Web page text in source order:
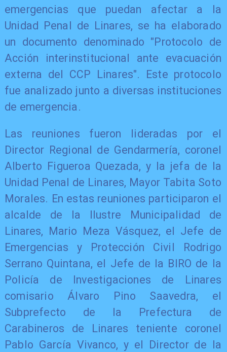
emergencias que puedan afectar a la
Unidad Penal de Linares, se ha elaborado
un documento denominado "Protocolo de
Acción interinstitucional ante evacuación
externa del CCP Linares". Este protocolo
fue analizado junto a diversas instituciones
de emergencia.
Las reuniones fueron lideradas por el
Director Regional de Gendarmería, coronel
Alberto Figueroa Quezada, y la jefa de la
Unidad Penal de Linares, Mayor Tabita Soto
Morales. En estas reuniones participaron el
alcalde de la Ilustre Municipalidad de
Linares, Mario Meza Vásquez, el Jefe de
Emergencias y Protección Civil Rodrigo
Serrano Quintana, el Jefe de la BIRO de la
Policía de Investigaciones de Linares
comisario Álvaro Pino Saavedra, el
Subprefecto de la Prefectura de
Carabineros de Linares teniente coronel
Pablo García Vivanco, y el Director de la